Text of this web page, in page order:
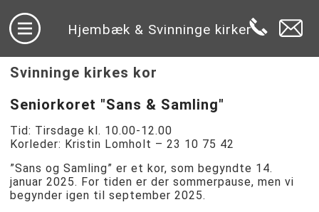
Hjembæk & Svinninge kirker
Svinninge kirkes kor
Seniorkoret "Sans & Samling"
Tid: Tirsdage kl. 10.00-12.00
Korleder: Kristin Lomholt – 23 10 75 42
”Sans og Samling” er et kor, som begyndte 14.
januar 2025. For tiden er der sommerpause, men vi
begynder igen til september 2025.